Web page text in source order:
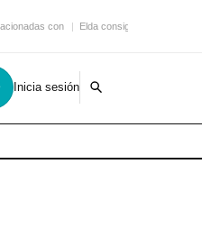
con Elda consigue una nueva
Inicia sesión